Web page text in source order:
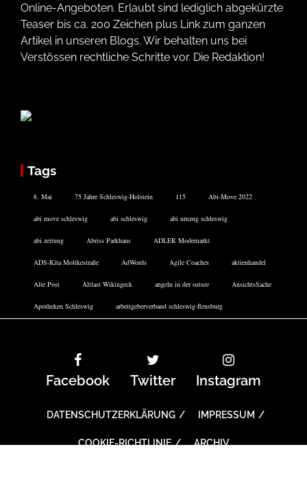
Online-Angeboten. Erlaubt sind lediglich abgekürzte
Teaser bis ca. 200 Zeichen plus Link zum ganzen
Artikel in unseren Blogs. Wir behalten uns bei
Verstössen rechtliche Schritte vor. Die Redaktion!
Tags
8. Mai 75 Jahre Schleswig-Holstein 115 Abi-Move 2022
abi move schleswig abi schleswig abi umzug schleswig
abi zeitung Abriss Parkhaus ADLER Modemarkt
ADS-Kita Moltkestraße AdWords Agile Coaches aktienhandel
Alte Post Altlast Wikingeck angeln in der ostsee AnsichtsSache
Apotheken Schleswig arbeitgeberverband schleswig-flensburg
Facebook Twitter Instagram
DATENSCHUTZERKLÄRUNG IMPRESSUM
COOKIE-RICHTLINIE ARCHIV